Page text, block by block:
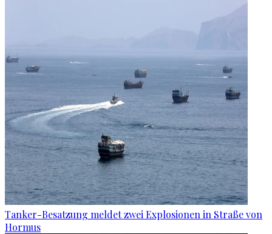
Tanker-Besatzung meldet zwei Explosionen in Straße von
Hormus